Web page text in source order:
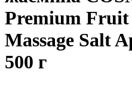
Premium Fruit
Massage Salt
500 г